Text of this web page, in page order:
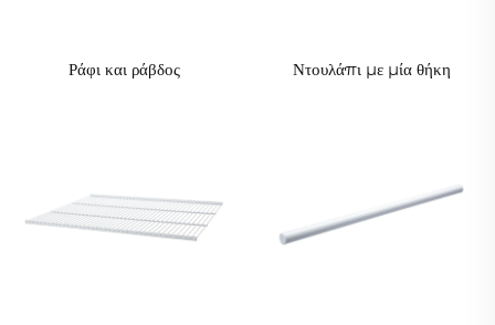
Ράφι και ράβδος Ντουλάπι με μία θήκη